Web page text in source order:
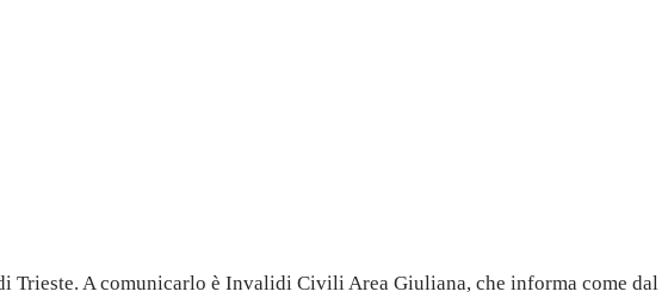
A comunicarlo è Invalidi Civili Area Giuliana, che informa come dal